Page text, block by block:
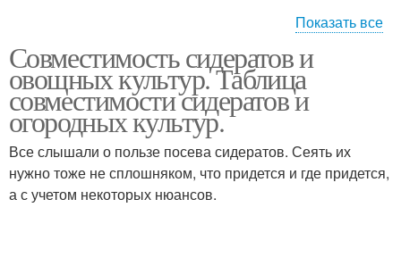
Вредители от яблони Борьба с вредителями
Вредители в почве
Бархатцы против
вредителей
Показать все
Совместимость сидератов и
овощных культур. Таблица
совместимости сидератов и
огородных культур.
Все слышали о пользе посева сидератов. Сеять их
нужно тоже не сплошняком, что придется и где придется,
а с учетом некоторых нюансов.